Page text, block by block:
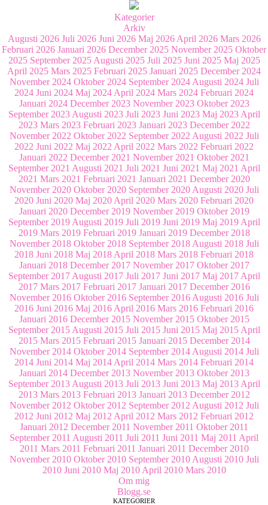
Kategorier
Arkiv
Augusti 2026 Juli 2026 Juni 2026 Maj 2026 April 2026 Mars 2026
Februari 2026 Januari 2026 December 2025 November 2025 Oktober
2025 September 2025 Augusti 2025 Juli 2025 Juni 2025 Maj 2025
April 2025 Mars 2025 Februari 2025 Januari 2025 December 2024
November 2024 Oktober 2024 September 2024 Augusti 2024 Juli
2024 Juni 2024 Maj 2024 April 2024 Mars 2024 Februari 2024
Januari 2024 December 2023 November 2023 Oktober 2023
September 2023 Augusti 2023 Juli 2023 Juni 2023 Maj 2023 April
2023 Mars 2023 Februari 2023 Januari 2023 December 2022
November 2022 Oktober 2022 September 2022 Augusti 2022 Juli
2022 Juni 2022 Maj 2022 April 2022 Mars 2022 Februari 2022
Januari 2022 December 2021 November 2021 Oktober 2021
September 2021 Augusti 2021 Juli 2021 Juni 2021 Maj 2021 April
2021 Mars 2021 Februari 2021 Januari 2021 December 2020
November 2020 Oktober 2020 September 2020 Augusti 2020 Juli
2020 Juni 2020 Maj 2020 April 2020 Mars 2020 Februari 2020
Januari 2020 December 2019 November 2019 Oktober 2019
September 2019 Augusti 2019 Juli 2019 Juni 2019 Maj 2019 April
2019 Mars 2019 Februari 2019 Januari 2019 December 2018
November 2018 Oktober 2018 September 2018 Augusti 2018 Juli
2018 Juni 2018 Maj 2018 April 2018 Mars 2018 Februari 2018
Januari 2018 December 2017 November 2017 Oktober 2017
September 2017 Augusti 2017 Juli 2017 Juni 2017 Maj 2017 April
2017 Mars 2017 Februari 2017 Januari 2017 December 2016
November 2016 Oktober 2016 September 2016 Augusti 2016 Juli
2016 Juni 2016 Maj 2016 April 2016 Mars 2016 Februari 2016
Januari 2016 December 2015 November 2015 Oktober 2015
September 2015 Augusti 2015 Juli 2015 Juni 2015 Maj 2015 April
2015 Mars 2015 Februari 2015 Januari 2015 December 2014
November 2014 Oktober 2014 September 2014 Augusti 2014 Juli
2014 Juni 2014 Maj 2014 April 2014 Mars 2014 Februari 2014
Januari 2014 December 2013 November 2013 Oktober 2013
September 2013 Augusti 2013 Juli 2013 Juni 2013 Maj 2013 April
2013 Mars 2013 Februari 2013 Januari 2013 December 2012
November 2012 Oktober 2012 September 2012 Augusti 2012 Juli
2012 Juni 2012 Maj 2012 April 2012 Mars 2012 Februari 2012
Januari 2012 December 2011 November 2011 Oktober 2011
September 2011 Augusti 2011 Juli 2011 Juni 2011 Maj 2011 April
2011 Mars 2011 Februari 2011 Januari 2011 December 2010
November 2010 Oktober 2010 September 2010 Augusti 2010 Juli
2010 Juni 2010 Maj 2010 April 2010 Mars 2010
Om mig
Blogg.se
KATEGORIER